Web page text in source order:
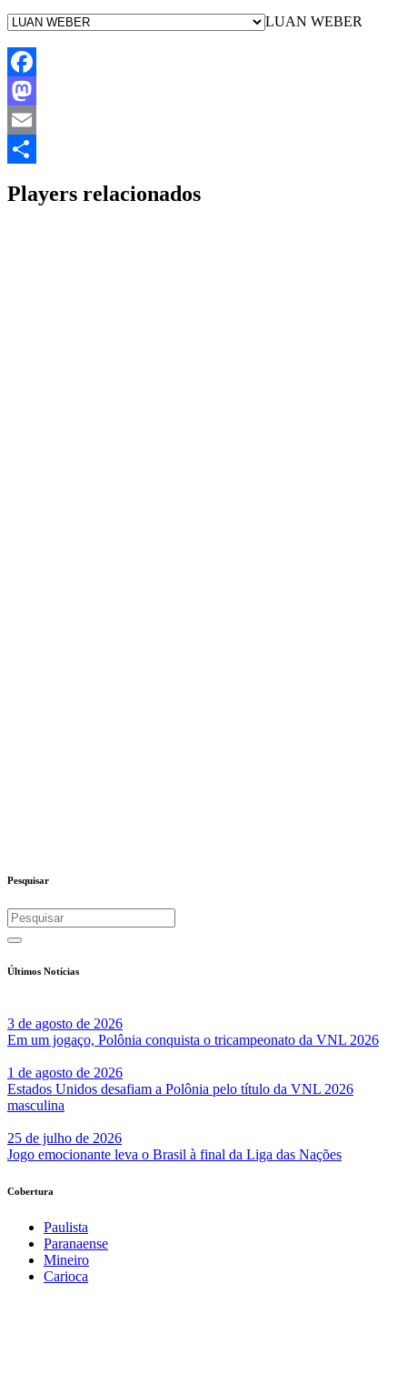
LUAN WEBER
Facebook
Mastodon
Email
Players relacionados
Pesquisar
Últimos Notícias
3 de agosto de 2026
Em um jogaço, Polônia conquista o tricampeonato da VNL 2026
1 de agosto de 2026
Estados Unidos desafiam a Polônia pelo título da VNL 2026
masculina
25 de julho de 2026
Jogo emocionante leva o Brasil à final da Liga das Nações
Cobertura
Paulista
Paranaense
Mineiro
Carioca